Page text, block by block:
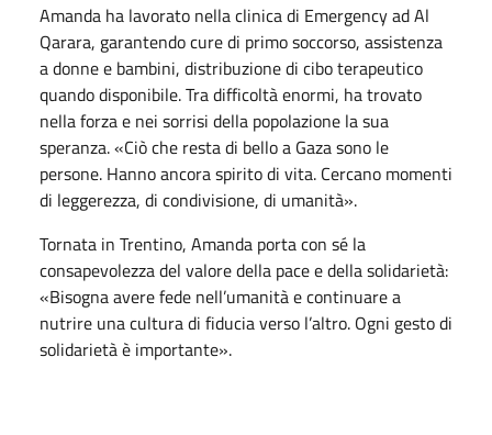
Amanda ha lavorato nella clinica di Emergency ad Al
Qarara, garantendo cure di primo soccorso, assistenza
a donne e bambini, distribuzione di cibo terapeutico
quando disponibile. Tra difficoltà enormi, ha trovato
nella forza e nei sorrisi della popolazione la sua
speranza. «Ciò che resta di bello a Gaza sono le
persone. Hanno ancora spirito di vita. Cercano momenti
di leggerezza, di condivisione, di umanità».
Tornata in Trentino, Amanda porta con sé la
consapevolezza del valore della pace e della solidarietà:
«Bisogna avere fede nell’umanità e continuare a
nutrire una cultura di fiducia verso l’altro. Ogni gesto di
solidarietà è importante».